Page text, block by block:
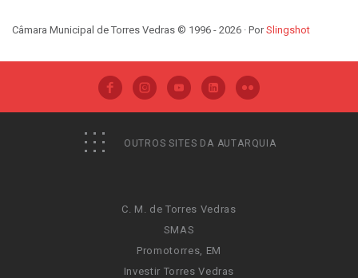
Câmara Municipal de Torres Vedras © 1996 - 2026 · PorSlingshot
OUTROS SITES DA AUTARQUIA
C. M. de Torres Vedras
SMAS
Promotorres, EM
Investir Torres Vedras